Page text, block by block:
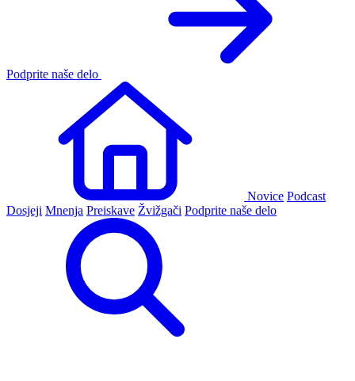
Podprite naše delo
Novice Podcast
Dosjeji Mnenja Preiskave Žvižgači Podprite naše delo